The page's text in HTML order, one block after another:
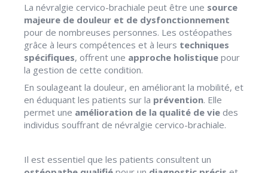
La névralgie cervico-brachiale peut être une source
majeure de douleur et de dysfonctionnement
pour de nombreuses personnes. Les ostéopathes
grâce à leurs compétences et à leurs techniques
spécifiques, offrent une approche holistique pour
la gestion de cette condition.
En soulageant la douleur, en améliorant la mobilité, et
en éduquant les patients sur la prévention. Elle
permet une amélioration de la qualité de vie des
individus souffrant de névralgie cervico-brachiale.
Il est essentiel que les patients consultent un